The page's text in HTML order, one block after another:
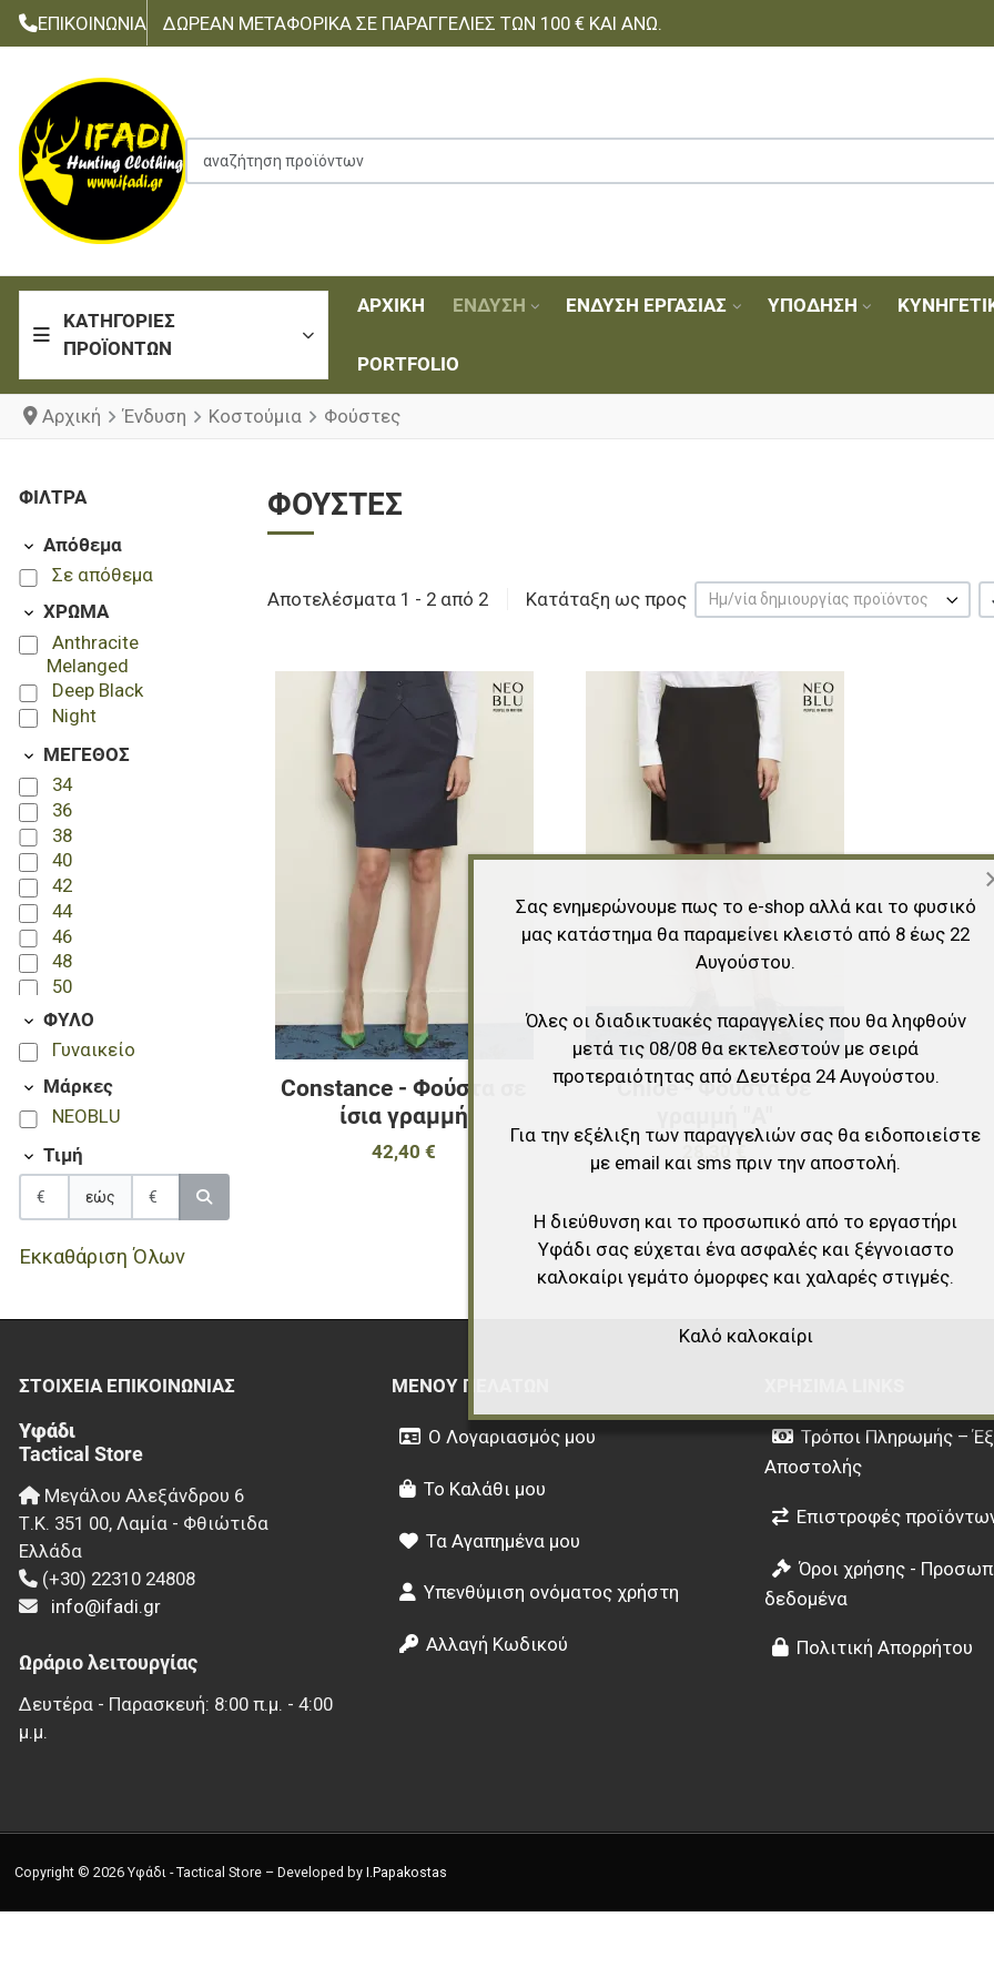
ΕΠΙΚΟΙΝΩΝΊΑ ΔΩΡΕΆΝ ΜΕΤΑΦΟΡΙΚΆ ΣΕ ΠΑΡΑΓΓΕΛΊΕΣ ΤΩΝ 100 € ΚΑΙ ΆΝΩ.
αναζήτηση προϊόντων
ΚΑΤΗΓΟΡΊΕΣ
ΠΡΟΪΌΝΤΩΝ
ΑΡΧΙΚΉ ΈΝΔΥΣΗ ΈΝΔΥΣΗ ΕΡΓΑΣΊΑΣ ΥΠΌΔΗΣΗ
PORTFOLIO
Αρχική Ένδυση Κοστούμια Φούστες
ΦΊΛΤΡΑ
Απόθεμα
Σε απόθεμα
ΧΡΩΜΑ
Anthracite
Melanged
Deep Black
Night
ΜΕΓΕΘΟΣ
34
36
38
40
42
44
46
48
50
52
56
58
ΦΥΛΟ
Γυναικείο
Μάρκες
NEOBLU
Τιμή
εώς
Εκκαθάριση Όλων
ΦΟΎΣΤΕΣ
Αποτελέσματα 1 - 2 από 2 Κατάταξη ως προς Ημ/νία δημιουργίας προϊόντος
Προσθήκη στα αγαπημένα
Προσθήκη για σύγκριση
Γρήγορη ματιά
Constance - Φούστα σε
ίσια γραμμή
42,40 €
Chloe - Φούστα σε
28,30 €
ΣΤΟΙΧΕΊΑ EΠΙΚΟΙΝΩΝΊΑΣ
Υφάδι
Tactical Store
Μεγάλου Αλεξάνδρου 6
Τ.Κ. 351 00, Λαμία - Φθιώτιδα
Ελλάδα
(+30) 22310 24808
info@ifadi.gr
Ωράριο λειτουργίας
Δευτέρα - Παρασκευή: 8:00 π.μ. - 4:00
μ.μ.
ΜΕΝΟΎ ΠΕΛΑΤΏΝ
Ο Λογαριασμός μου
Το Καλάθι μου
Τα Αγαπημένα μου
Υπενθύμιση ονόματος χρήστη
Αλλαγή Κωδικού
Τρόποι Πληρωμής –
Αποστολής
Επιστροφές
Όροι χρήσης -
δεδομένα
Πολιτική Απορρήτου
Copyright © 2026 Υφάδι - Tactical Store – Developed by I.Papakostas
Σας ενημερώνουμε πως το e-shop αλλά και το φυσικό
μας κατάστημα θα παραμείνει κλειστό από 8 έως 22
Αυγούστου.
Όλες οι διαδικτυακές παραγγελίες που θα ληφθούν
μετά τις 08/08 θα εκτελεστούν με σειρά
προτεραιότητας από Δευτέρα 24 Αυγούστου.
Για την εξέλιξη των παραγγελιών σας θα ειδοποιείστε
με email και sms πριν την αποστολή.
Η διεύθυνση και το προσωπικό από το εργαστήρι
Υφάδι σας εύχεται ένα ασφαλές και ξέγνοιαστο
καλοκαίρι γεμάτο όμορφες και χαλαρές στιγμές.
Καλό καλοκαίρι